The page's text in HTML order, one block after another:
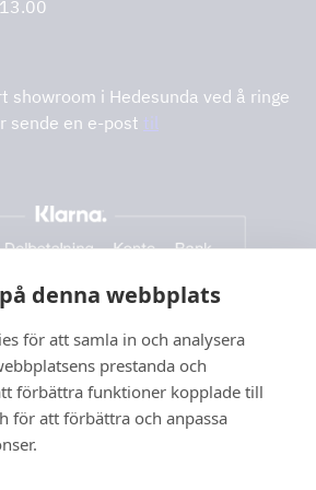
denna webbplats
för att samla in och analysera
prestanda och
förbättra funktioner kopplade till
för att förbättra och anpassa
showroom i Hedesunda ved å ringe
sende en e-post til